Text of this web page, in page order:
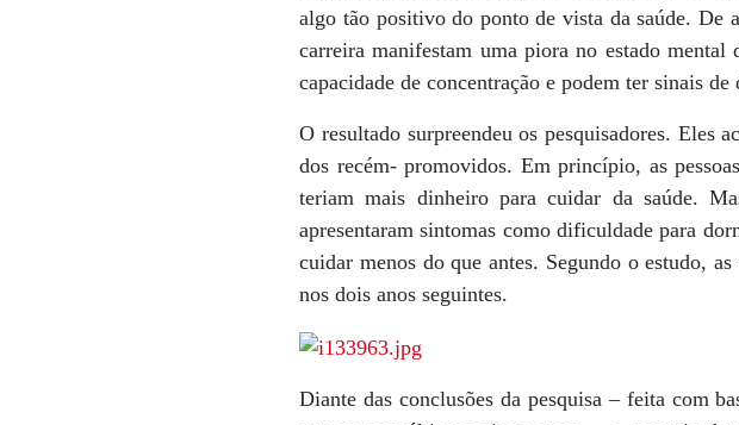
algo tão positivo do ponto de vista da saúde. De
carreira manifestam uma piora no estado
capacidade de concentração e podem ter sinais de
O resultado surpreendeu os pesquisadores. Eles
dos recém- promovidos. Em princípio, as
teriam mais dinheiro para cuidar da saúde.
apresentaram sintomas como dificuldade para
cuidar menos do que antes. Segundo o estudo,
nos dois anos seguintes.
Diante das conclusões da pesquisa – feita com